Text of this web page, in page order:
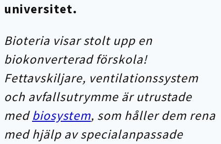
universitet.
Bioteria visar stolt upp en
biokonverterad förskola!
Fettavskiljare, ventilationssystem
och avfallsutrymme är utrustade
medbiosystem, som håller dem rena
med hjälp av specialanpassade